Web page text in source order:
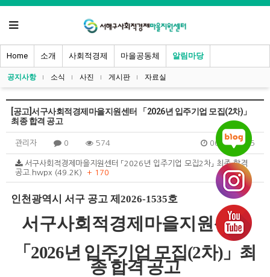
Home 소개 사회적경제 마을공동체 알림마당
공지사항 소식 사진 게시판 자료실
[공고]서구사회적경제마을지원센터 「2026년 입주기업 모집(2차)」
최종 합격 공고
관리자 0 574 06.18 09:05
서구사회적경제마을지원센터 「2026년 입주기업 모집2차」 최종 합격
공고.hwpx (49.2K) + 170
인천광역시 서구 공고 제 2026-1535호
서구사회적경제마을지원센터
「 2026년 입주기업 모집(2차)」 최
종 합격 공고